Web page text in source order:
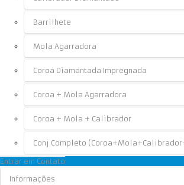
Barrilhete
Mola Agarradora
Coroa Diamantada Impregnada
Coroa + Mola Agarradora
Coroa + Mola + Calibrador
Conj Completo
Entrar em Contato
Informações